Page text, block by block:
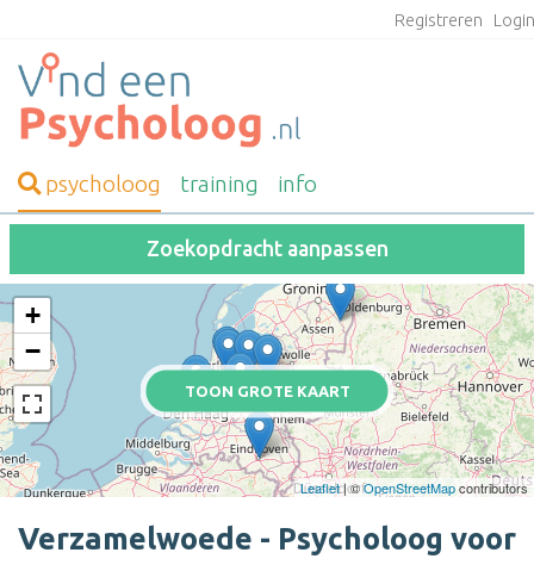
Registreren
psycholoog training info
Zoekopdracht aanpassen
TOON GROTE KAART
+
−
Leaflet| ©OpenStreetMapcontributors
Verzamelwoede - Psycholoog voor